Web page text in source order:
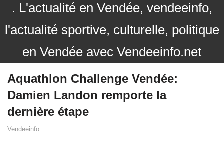
. L'actualité en Vendée, vendeeinfo,
l'actualité sportive, culturelle, politique
en Vendée avec Vendeeinfo.net
Aquathlon Challenge Vendée:
Damien Landon remporte la
dernière étape
Vendeeinfo